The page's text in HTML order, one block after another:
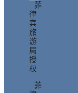
菲
律
宾
旅
游
局
授
权
菲